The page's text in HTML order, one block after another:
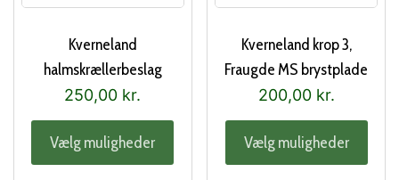
Kverneland
halmskrællerbeslag
250,00 kr.
Vælg muligheder
Dette
Kverneland krop 3,
Fraugde MS brystplade
200,00 kr.
Vælg muligheder